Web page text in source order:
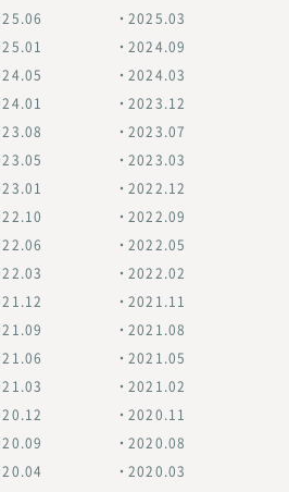
2025.03
2024.09
2024.03
2023.12
2023.07
2023.03
2022.12
2022.09
2022.05
2022.02
2021.11
2021.08
2021.05
2021.02
2020.11
2020.08
2020.03